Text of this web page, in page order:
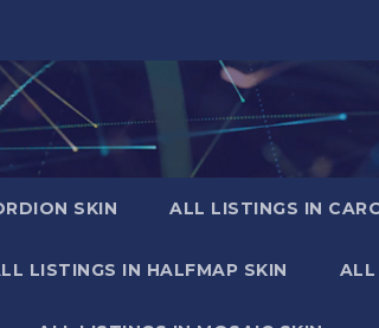
SKIN ALL LISTINGS IN
LISTINGS IN HALFMAP SKIN ALL